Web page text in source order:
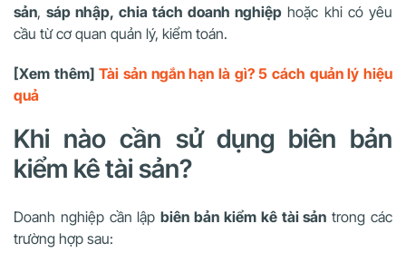
sản,sáp nhập, chia tách doanh nghiệp hoặc khi có yêu
cầu từ cơ quan quản lý, kiểm toán.
[Xem thêm]Tài sản ngắn hạn là gì? 5 cách quản lý hiệu
quả
Khi nào cần sử dụng biên bản
kiểm kê tài sản?
Doanh nghiệp cần lậpbiên bản kiểm kê tài sản trong các
trường hợp sau: